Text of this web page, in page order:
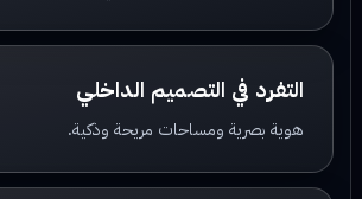
التفرد في التصميم الداخلي
هوية بصرية ومساحات مريحة وذكية.